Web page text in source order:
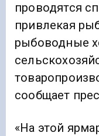
проводятся
привлекая
рыбоводные
сообщает
«На этой